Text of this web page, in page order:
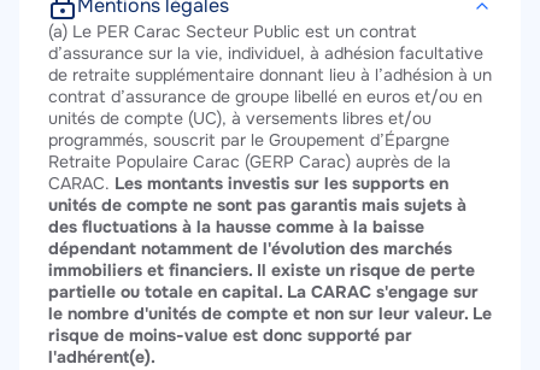
Mentions légales
Texte
(a) Le PER Carac Secteur Public est un contrat
d’assurance sur la vie, individuel, à adhésion facultative
de retraite supplémentaire donnant lieu à l’adhésion à un
contrat d’assurance de groupe libellé en euros et/ou en
unités de compte (UC), à versements libres et/ou
programmés, souscrit par le Groupement d’Épargne
Retraite Populaire Carac (GERP Carac) auprès de la
CARAC. Les montants investis sur les supports en
unités de compte ne sont pas garantis mais sujets à
des fluctuations à la hausse comme à la baisse
dépendant notamment de l'évolution des marchés
immobiliers et financiers. Il existe un risque de perte
partielle ou totale en capital. La CARAC s'engage sur
le nombre d'unités de compte et non sur leur valeur. Le
risque de moins-value est donc supporté par
l'adhérent(e).